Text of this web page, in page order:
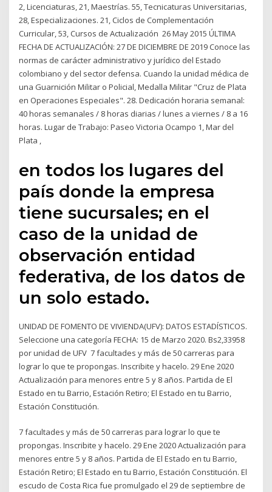
2, Licenciaturas, 21, Maestrías. 55, Tecnicaturas Universitarias,
28, Especializaciones. 21, Ciclos de Complementación
Curricular, 53, Cursos de Actualización 26 May 2015 ÚLTIMA
FECHA DE ACTUALIZACIÓN: 27 DE DICIEMBRE DE 2019 Conoce las
normas de carácter administrativo y jurídico del Estado
colombiano y del sector defensa. Cuando la unidad médica de
una Guarnición Militar o Policial, Medalla Militar "Cruz de Plata
en Operaciones Especiales". 28. Dedicación horaria semanal:
40 horas semanales / 8 horas diarias / lunes a viernes / 8 a 16
horas. Lugar de Trabajo: Paseo Victoria Ocampo 1, Mar del
Plata ,
en todos los lugares del
país donde la empresa
tiene sucursales; en el
caso de la unidad de
observación entidad
federativa, de los datos de
un solo estado.
UNIDAD DE FOMENTO DE VIVIENDA(UFV): DATOS ESTADÍSTICOS.
Seleccione una categoría FECHA: 15 de Marzo 2020. Bs2,33958
por unidad de UFV 7 facultades y más de 50 carreras para
lograr lo que te propongas. Inscribite y hacelo. 29 Ene 2020
Actualización para menores entre 5 y 8 años. Partida de El
Estado en tu Barrio, Estación Retiro; El Estado en tu Barrio,
Estación Constitución.
7 facultades y más de 50 carreras para lograr lo que te
propongas. Inscribite y hacelo. 29 Ene 2020 Actualización para
menores entre 5 y 8 años. Partida de El Estado en tu Barrio,
Estación Retiro; El Estado en tu Barrio, Estación Constitución. El
escudo de Costa Rica fue promulgado el 29 de septiembre de